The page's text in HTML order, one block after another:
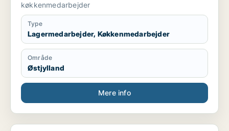
køkkenmedarbejder
Type
Lagermedarbejder, Køkkenmedarbejder
Område
Østjylland
Mere info